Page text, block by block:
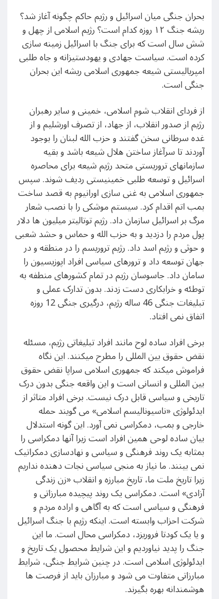
بحران جنگی میان اسرائیل و رژیم حاکم چگونه آغاز شد؟
ریشه جنگ ۱۲ روزه کدام است؟ رژیم اسلامی از چهل و
شش سال است که برای جنگ با اسرائیل زمینه سازی
کرده است. سیاست جهادی و یهودستیزانه و جاه طلبی
امپریالیستی شیعه جمهوری اسلامی ریشه این بحران
جنگی است.
از فردای انقلاب شوم اسلامی، خمینی و سایر رهبران
رژیم از صدور انقلاب، از جهاد، از تصرف اورشلیم و از
غده سرطانی سخن گفتند و حزب الله لبنان را بوجود
آوردند تا سرآغاز ساختن هلال شیعه باشد و بقیه
سازمانهای تروریستی متحد رژیم شیعه برای محاصره
اسرائیل و توسعه طلبی خمینیستی ردیف شوند. سپس
جمهوری اسلامی به غنی سازی اورانیوم به قصد ساخت
بمب اتم اقدام کرد. سیستم موشکی را با نصب شعار
مرگ بر اسرائیل سازمان داد. رژیم توتالیتر میلیون ها دلار
پول مردم را دزدید و به حزب الله و حماس و حشد شعبی
و حوثی و رژیم اسد داد. رژیم تروریسم را در منطقه و در
جهان توسعه داد و ترورهای سیاسی افراد اپوزیسیون را
سامان داد. جاسوسان رژیم در تمام کشورهای منطفه به
توطئه و خرابکاری دست زدند. بدون تدارک عملی و
تبلیغات جنگی 46 ساله رژیم، درگیری جنگی 12 روزه
اتفاق نمی افتاد.
برخی افراد ساده لوح مانند افراد تبلیغاتی رژیم، مسئله
نقض حقوق بین المللی را مطرح میکنند. این نگاه
فراموش میکند که جمهوری اسلامی سراپا نقض حقوق
بین المللی و انسانی است و این واقعه جنگی بدون درک
تاریخی و سیاسی قابل درک نیست. برخی افراد متاثر از
ایدئولوژی «ناسیونالیسم اسلامی» می گویند حمله
خارجی و بمب، دمکراسی نمی آورد. این گونه استدلال
بیان ساده لوحی همین افراد است زیرا آنها دمکراسی را
بمثابه یک روند فرهنگی و سیاسی و نهادسازی دمکراتیک
نمی بینند. ما نیاز به منجی سیاسی نجات دهنده نداریم
زیرا تاریخ ملت ما، تاریخ مبارزه و انقلاب «زن زندگی
آزادی» است. دمکراسی یک روند پیچیده مبارزاتی و
فرهنگی و سیاسی است که به آگاهی و اراده مردم و
شرکت احزاب وابسته است. اینکه رژیم با جنگ اسرائیل
و یا یک کودتا فروریزد، دمکراسی محال است. ما این
جنگ را پدید نیاوردیم و این شرایط محصول یک تاریخ و
ایدئولوژی اسلامی است. در چنین شرایط جنگی، شرایط
مبارزاتی متفاوت می شود و مبارزان باید از فرصت ها
هوشمندانه بهره بگیرند.